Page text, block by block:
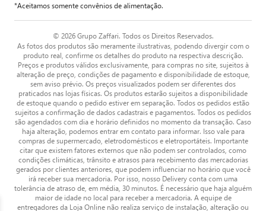
*Aceitamos somente convênios de alimentação.
© 2026 Grupo Zaffari. Todos os Direitos Reservados.
As fotos dos produtos são meramente ilustrativas, podendo divergir com o
produto real, confirme os detalhes do produto na respectiva descrição.
Preços e produtos válidos exclusivamente, para compras no site, sujeitos à
alteração de preço, condições de pagamento e disponibilidade de estoque,
sem aviso prévio. Os preços visualizados podem ser diferentes dos
praticados nas lojas físicas. Os produtos estarão sujeitos a disponibilidade
de estoque quando o pedido estiver em separação. Todos os pedidos estão
sujeitos a confirmação de dados cadastrais e pagamentos. Todos os pedidos
são agendados com dia e horário definidos no momento da transação. Caso
haja alteração, podemos entrar em contato para informar. Isso vale para
compras de supermercado, eletrodomésticos e eletroportáteis. Importante
citar que existem fatores externos que não podem ser controlados, como
condições climáticas, trânsito e atrasos para recebimento das mercadorias
gerados por clientes anteriores, que podem influenciar no horário que você
irá receber sua mercadoria. Por isso, nosso Delivery conta com uma
tolerância de atraso de, em média, 30 minutos. É necessário que haja alguém
maior de idade no local para receber a mercadoria. A equipe de
entregadores da Loja Online não realiza serviço de instalação, alteração ou